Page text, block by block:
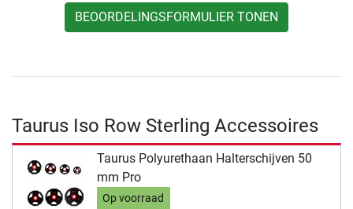
BEOORDELINGSFORMULIER TONEN
Taurus Iso Row Sterling Accessoires
Taurus Polyurethaan Halterschijven 50
mm Pro
Op voorraad